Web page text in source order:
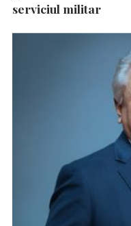
serviciul militar